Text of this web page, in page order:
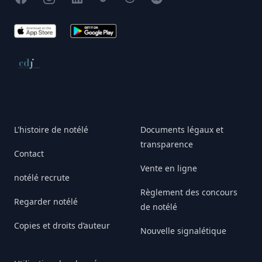
App Store Google Play
Conseil de déontologie journalistique
L'histoire de notélé
Contact
notélé recrute
Regarder notélé
Copies et droits d’auteur
Documents légaux et
transparence
Vente en ligne
Règlement des concours
de notélé
Nouvelle signalétique